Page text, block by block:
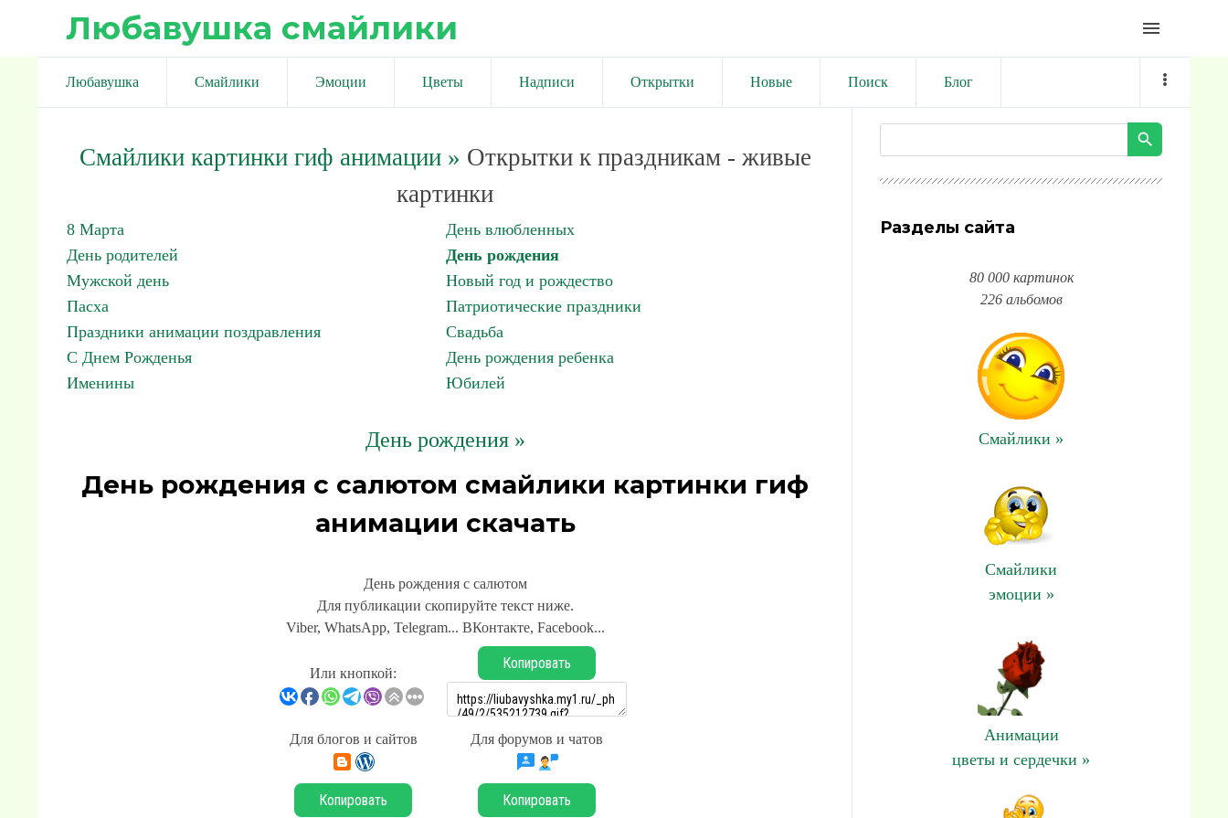
Любавушка смайлики menu
Любавушка Смайлики Эмоции Цветы Надписи Открытки Новые Поиск Блог
Смайлики картинки гиф анимации» Открытки к праздникам - живые
картинки
8 Марта
День влюбленных
День родителей
День рождения
Мужской день
Новый год и рождество
Пасха
Патриотические праздники
Праздники анимации поздравления
Свадьба
С Днем Рожденья
День рождения ребенка
Именины
Юбилей
День рождения »
День рождения с салютом смайлики картинки гиф
анимации скачать
День рождения с салютом
Для публикации скопируйте текст ниже.
Viber, WhatsApp, Telegram... ВКонтакте, Facebook...
Или кнопкой:
Копировать
Для блогов и сайтов Для форумов и чатов
Копировать Копировать
Разделы сайта
80 000 картинок
226 альбомов
Смайлики »
Смайлики
эмоции »
Анимации
цветы и сердечки »